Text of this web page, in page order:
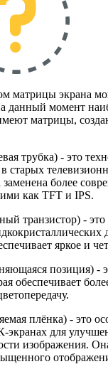
матрицы экрана
данный момент
матрицы,
трубка) - это
в старых
более
как TFT и IPS.
транзистор) - это
яркое и
позиция) -
обеспечивает
плёнка) - это
экранах для
изображения.